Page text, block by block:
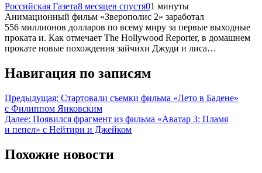
Российская Газета8 месяцев спустя01 минуты
Анимационный фильм «Зверополис 2» заработал
556 миллионов долларов по всему миру за первые выходные
проката и. Как отмечает The Hollywood Reporter, в домашнем
прокате новые похождения зайчихи Джуди и лиса…
Навигация по записям
Предыдущая: Стартовали съемки фильма «Лето в Бадене»
с Филиппом Янковским
Далее: Появился фрагмент из фильма «Аватар 3: Пламя
и пепел» c Нейтири и Джейком
Похожие новости